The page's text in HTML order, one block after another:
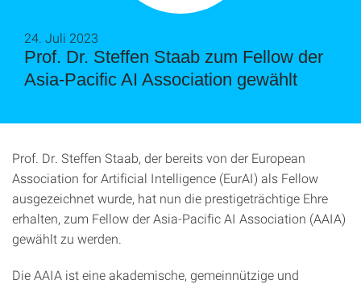
Prof. Dr. Steffen Staab zum Fellow der
Asia-Pacific AI Association gewählt
24. Juli 2023
Prof. Dr. Steffen Staab, der bereits von der European
Association for Artificial Intelligence (EurAI) als Fellow
ausgezeichnet wurde, hat nun die prestigeträchtige Ehre
erhalten, zum Fellow der Asia-Pacific AI Association (AAIA)
gewählt zu werden.
Die AAIA ist eine akademische, gemeinnützige und